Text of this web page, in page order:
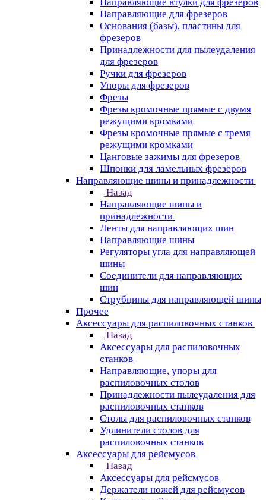
Направляющие для фрезеров
Основания (базы), пластины для
фрезеров
Принадлежности для пылеудаления
для фрезеров
Ручки для фрезеров
Упоры для фрезеров
Фрезы
Фрезы кромочные прямые с двумя
режущими кромками
Фрезы кромочные прямые с тремя
режущими кромками
Цанговые зажимы для фрезеров
Шпонки для ламельных фрезеров
Направляющие шины и принадлежности
Назад
Направляющие шины и
принадлежности
Ленты для направляющих шин
Направляющие шины
Регуляторы угла для направляющей
шины
Соединители для направляющих
шин
Струбцины для направляющей шины
Прочее
Аксессуары для распиловочных станков
Назад
Аксессуары для распиловочных
станков
Направляющие, упоры для
распиловочных столов
Принадлежности пылеудаления для
распиловочных станков
Столы для распиловочных станков
Удлинители столов для
распиловочных станков
Аксессуары для рейсмусов
Назад
Аксессуары для рейсмусов
Держатели ножей для рейсмусов